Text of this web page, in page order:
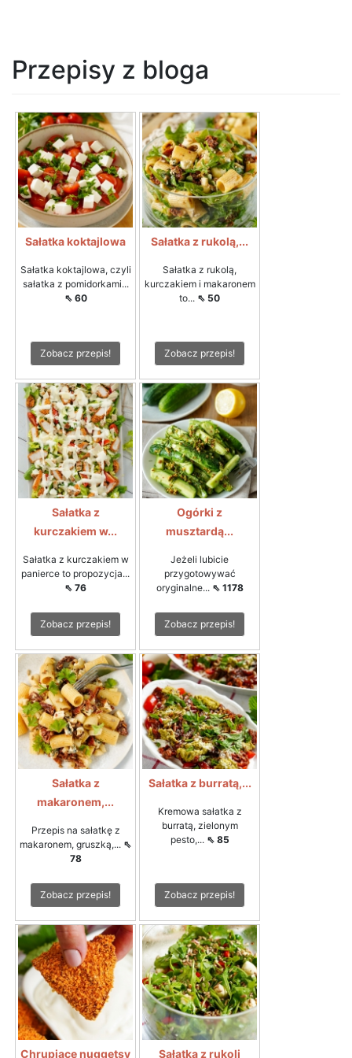
Przepisy z bloga
Sałatka koktajlowa
Sałatka koktajlowa, czyli
sałatka z pomidorkami...
⇖ 60
Zobacz przepis!
Sałatka z rukolą,...
Sałatka z rukolą,
kurczakiem i makaronem
to... ⇖ 50
Zobacz przepis!
Sałatka z
kurczakiem w...
Sałatka z kurczakiem w
panierce to propozycja...
⇖ 76
Zobacz przepis!
Ogórki z
musztardą...
Jeżeli lubicie
przygotowywać
oryginalne... ⇖ 1178
Zobacz przepis!
Sałatka z
makaronem,...
Przepis na sałatkę z
makaronem, gruszką,... ⇖
78
Zobacz przepis!
Sałatka z burratą,...
Kremowa sałatka z
burratą, zielonym
pesto,... ⇖ 85
Zobacz przepis!
Chrupiące nuggetsy Sałatka z rukoli